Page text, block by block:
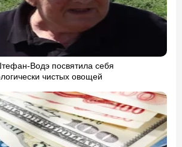
Водэ посвятила себя
чистых овощей